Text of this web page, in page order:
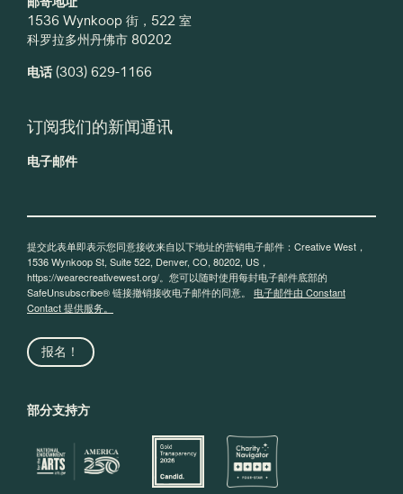
1536 Wynkoop 街，522 室
科罗拉多州丹佛市 80202
电话(303) 629-1166
订阅我们的新闻通讯
电子邮件
提交此表单即表示您同意接收来自以下地址的营销电子邮件：Creative West，
1536 Wynkoop St, Suite 522, Denver, CO, 80202, US，
https://wearecreativewest.org/。您可以随时使用每封电子邮件底部的
SafeUnsubscribe® 链接撤销接收电子邮件的同意。 电子邮件由 Constant
Contact 提供服务。
报名！
部分支持方